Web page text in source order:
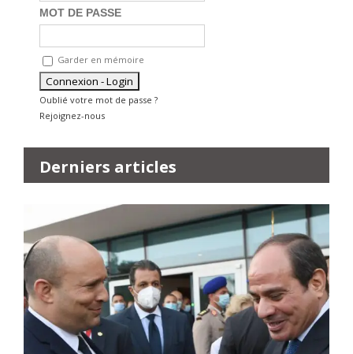
MOT DE PASSE
Garder en mémoire
Oublié votre mot de passe ?
Rejoignez-nous
Derniers articles